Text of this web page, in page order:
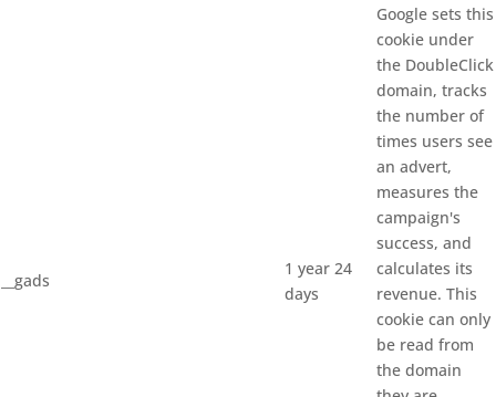
__gads
1 year 24
days
Google sets this
cookie under
the DoubleClick
domain, tracks
the number of
times users see
an advert,
measures the
campaign's
success, and
calculates its
revenue. This
cookie can only
be read from
the domain